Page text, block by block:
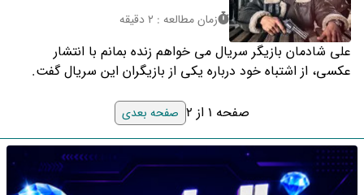
زمان مطالعه : 2 دقیقه
علی شادمان بازیگر سریال می خواهم زنده بمانم با انتشار
عکسی، از اشتباه خود درباره یکی از بازیگران این سریال گفت.
صفحه 1 از 2 صفحه بعدی